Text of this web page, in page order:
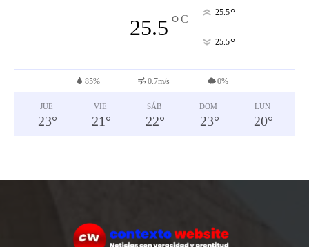
25.5°C
25.5°
25.5°
85% 0.7m/s 0%
JUE
23°
VIE
21 °
SÁB
22°
DOM
23°
LUN
20°